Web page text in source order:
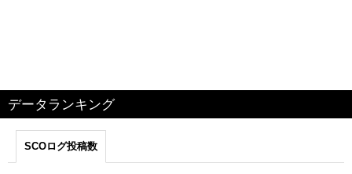
データランキング
SCOログ投稿数